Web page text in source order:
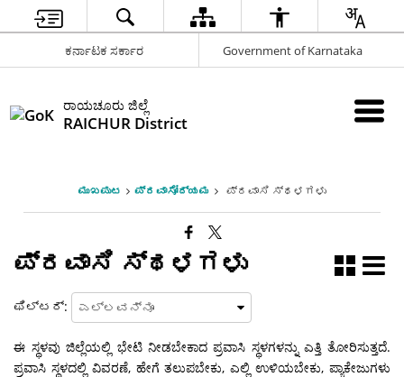
ಕರ್ನಾಟಕ ಸರ್ಕಾರ Government of Karnataka
ರಾಯಚೂರು ಜಿಲ್ಲೆ
RAICHUR District
ಮುಖಪುಟ ಪ್ರವಾಸೋದ್ಯಮ ಪ್ರವಾಸಿ ಸ್ಥಳಗಳು
ಪ್ರವಾಸಿ ಸ್ಥಳಗಳು
ಫಿಲ್ಟರ್:
ಈ ಸ್ಥಳವು ಜಿಲ್ಲೆಯಲ್ಲಿ ಭೇಟಿ ನೀಡಬೇಕಾದ ಪ್ರವಾಸಿ ಸ್ಥಳಗಳನ್ನು ಎತ್ತಿ ತೋರಿಸುತ್ತದೆ.
ಪ್ರವಾಸಿ ಸ್ಥಳದಲ್ಲಿ ವಿವರಣೆ, ಹೇಗೆ ತಲುಪಬೇಕು, ಎಲ್ಲಿ ಉಳಿಯಬೇಕು, ಪ್ಯಾಕೇಜುಗಳು